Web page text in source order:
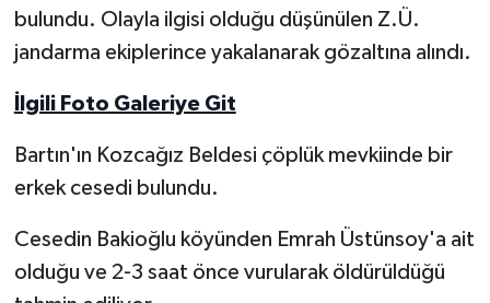
bulundu. Olayla ilgisi olduğu düşünülen Z.Ü.
jandarma ekiplerince yakalanarak gözaltına alındı.
İlgili Foto Galeriye Git
Bartın'ın Kozcağız Beldesi çöplük mevkiinde bir
erkek cesedi bulundu.
Cesedin Bakioğlu köyünden Emrah Üstünsoy'a ait
olduğu ve 2-3 saat önce vurularak öldürüldüğü
Turizm
DÜNYA
YEREL